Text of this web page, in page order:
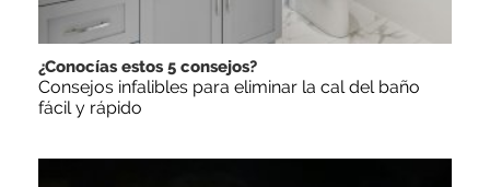
¿Conocías estos 5 consejos?
Consejos infalibles para eliminar la cal del baño
fácil y rápido